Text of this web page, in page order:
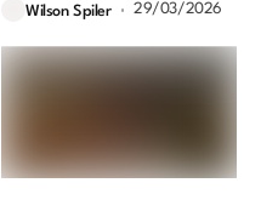
Wilson Spiler 29/03/2026